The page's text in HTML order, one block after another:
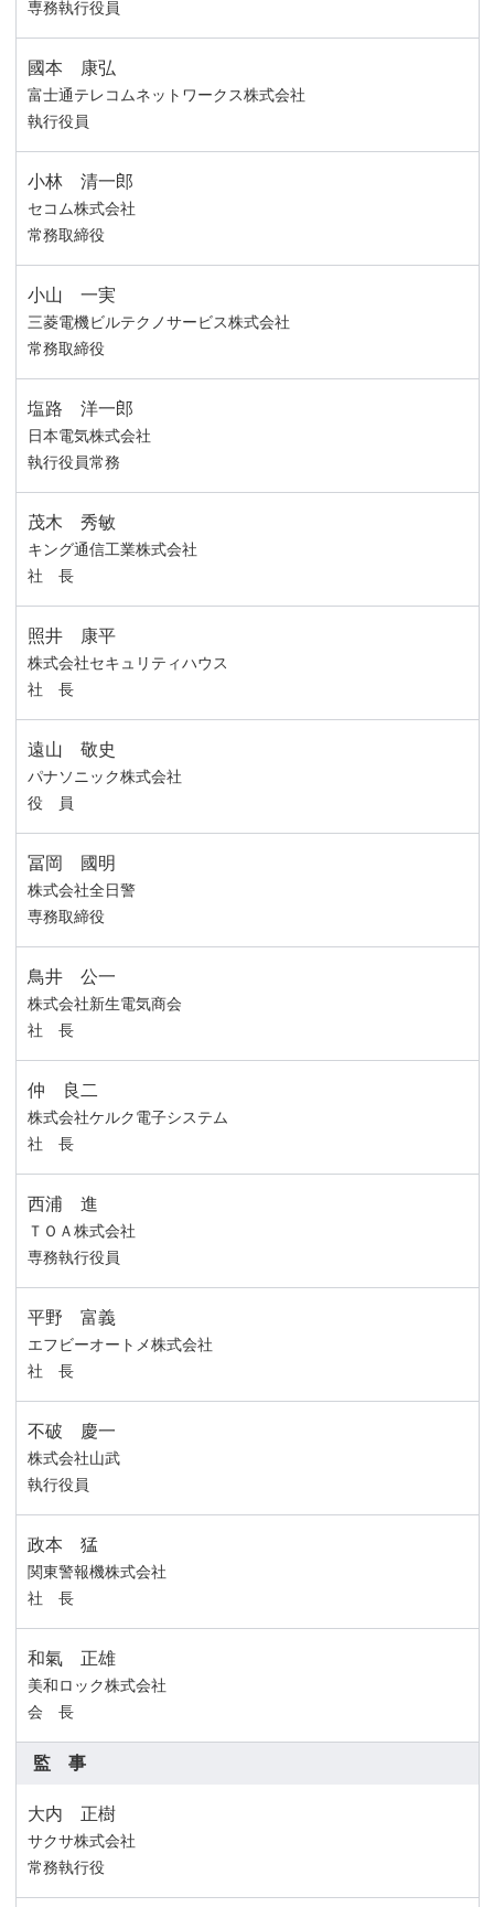
専務執行役員
國本 康弘
富士通テレコムネットワークス株式会社
執行役員
小林 清一郎
セコム株式会社
常務取締役
小山 一実
三菱電機ビルテクノサービス株式会社
常務取締役
塩路 洋一郎
日本電気株式会社
執行役員常務
茂木 秀敏
キング通信工業株式会社
社 長
照井 康平
株式会社セキュリティハウス
社 長
遠山 敬史
パナソニック株式会社
役 員
冨岡 國明
株式会社全日警
専務取締役
鳥井 公一
株式会社新生電気商会
社 長
仲 良二
株式会社ケルク電子システム
社 長
西浦 進
ＴＯＡ株式会社
専務執行役員
平野 富義
エフビーオートメ株式会社
社 長
不破 慶一
株式会社山武
執行役員
政本 猛
関東警報機株式会社
社 長
和氣 正雄
美和ロック株式会社
会 長
監 事
大内 正樹
サクサ株式会社
常務執行役